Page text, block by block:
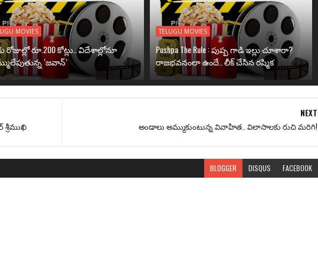
MOVIES
రోజుల్లో రూ.200 కోట్లు.. విదేశాల్లోనూ
‘జవాన్’
TELUGU MOVIES
Pushpa The Rule : పుష్ప గాడి ఇల్లు చూశారా?
రాజభవనంలా ఉందే.. లీక్ చేసిన రష్మిక
NEXT
అండాలు అమ్ముకుంటున్న వివాహిత.. విలాసాలకు రుచి మరిగి!
శ్రీముఖి
BLOGGER DISQUS FACEBOOK